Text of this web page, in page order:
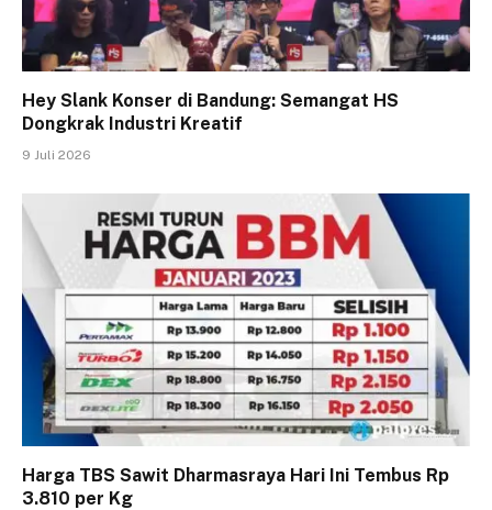
Hey Slank Konser di Bandung: Semangat HS
Dongkrak Industri Kreatif
9 Juli 2026
Harga TBS Sawit Dharmasraya Hari Ini Tembus Rp
3.810 per Kg